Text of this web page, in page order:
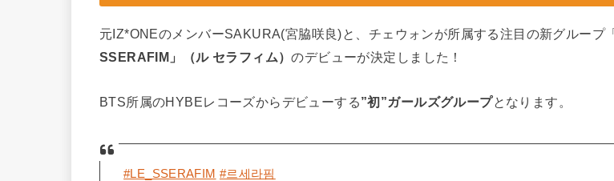
元IZ*ONEのメンバーSAKURA(宮脇咲良)と、チェウォンが所属する注目の新グループ「
SSERAFIM」（ル セラフィム）のデビューが決定しました！
BTS所属のHYBEレコーズからデビューする”初”ガールズグループとなります。
#LE_SSERAFIM #르세라핌